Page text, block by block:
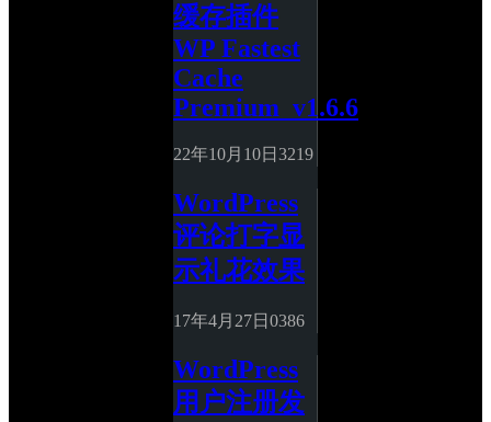
缓存插件
WP Fastest
Cache
Premium_v1.6.6
22年10月10日 3219
WordPress
评论打字显
示礼花效果
17年4月27日 0386
WordPress
用户注册发